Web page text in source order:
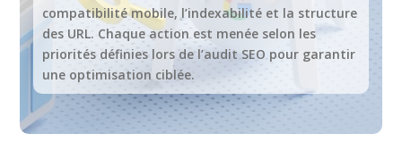
compatibilité mobile, l’indexabilité et la structure
des URL. Chaque action est menée selon les
priorités définies lors de l’audit SEO pour garantir
une optimisation ciblée.